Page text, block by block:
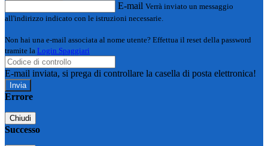
E-mail Verrà inviato un messaggio
all'indirizzo indicato con le istruzioni necessarie.
Non hai una e-mail associata al nome utente? Effettua il reset della password
tramite la Login Spaggiari
E-mail inviata, si prega di controllare la casella di posta elettronica!
Errore
Chiudi
Successo